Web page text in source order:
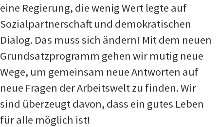
eine Regierung, die wenig Wert legte auf
Sozialpartnerschaft und demokratischen
Dialog. Das muss sich ändern! Mit dem neuen
Grundsatzprogramm gehen wir mutig neue
Wege, um gemeinsam neue Antworten auf
neue Fragen der Arbeitswelt zu finden. Wir
sind überzeugt davon, dass ein gutes Leben
für alle möglich ist!